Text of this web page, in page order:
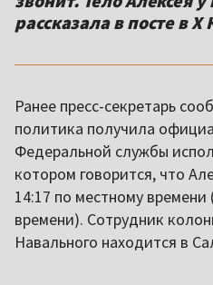
рассказала в посте в
Ранее пресс-секретарь
политика получила
Федеральной службы
котором говорится, что
14:17 по местному
времени). Сотрудник
Навального находится в